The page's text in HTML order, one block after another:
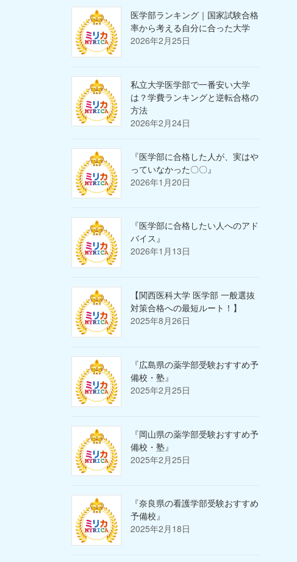
医学部ランキング｜国家試験合格
率から考える自分に合った大学
2026年2月25日
私立大学医学部で一番安い大学
は？学費ランキングと逆転合格の
方法
2026年2月24日
『医学部に合格した人が、実はや
っていなかった〇〇』
2026年1月20日
『医学部に合格したい人へのアド
バイス』
2026年1月13日
【関西医科大学 医学部 一般選抜
対策合格への最短ルート！】
2025年8月26日
『広島県の薬学部受験おすすめ予
備校・塾』
2025年2月25日
『岡山県の薬学部受験おすすめ予
備校・塾』
2025年2月25日
『奈良県の看護学部受験おすすめ
予備校』
2025年2月18日